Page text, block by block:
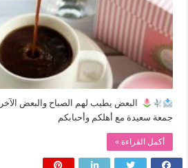
البعض يطيب لهم الصباح ‏والبعض
جمعة سعيدة مع أهلكم وأحبابكم
أكمل القراءة »